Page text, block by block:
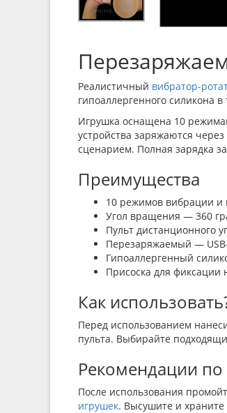
Реалистичный вибратор-
гипоаллергенного силикона
Игрушка оснащена 10
устройства заряжаются
сценарием. Полная зарядка
Преимущества
10 режимов вибрации
Угол вращения — 360
Пульт дистанционного
Перезаряжаемый —
Гипоаллергенный
Присоска для фиксации
Как
Перед использованием
пульта. Выбирайте
Рекомендации по
После использования
игрушек. Высушите и